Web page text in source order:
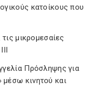
κατοίκους που
μικρομεσαίες
Πρόσληψης για
κινητού και